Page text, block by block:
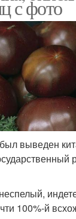
с фото
выведен
100%-й